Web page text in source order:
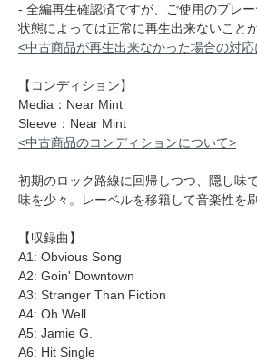
- 全編再生確認済ですが、ご使用のプレ
状態によっては正常に再生出来ないこと
<中古商品が再生出来なかった場合の対
【コンディション】
Media：Near Mint
Sleeve：Near Mint
<中古商品のコンディションについて>
初期のロック路線に回帰しつつ、隠し味
味を少々。レーベルを移籍して音楽性を
【収録曲】
A1: Obvious Song
A2: Goin' Downtown
A3: Stranger Than Fiction
A4: Oh Well
A5: Jamie G.
A6: Hit Single